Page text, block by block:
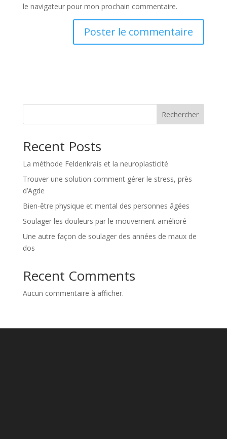
le navigateur pour mon prochain commentaire.
Rechercher
Recent Posts
La méthode Feldenkrais et la neuroplasticité
Trouver une solution comment gérer le stress, près
d’Agde
Bien-être physique et mental des personnes âgées
Soulager les douleurs par le mouvement amélioré
Une autre façon de soulager des années de maux de
dos
Recent Comments
Aucun commentaire à afficher.